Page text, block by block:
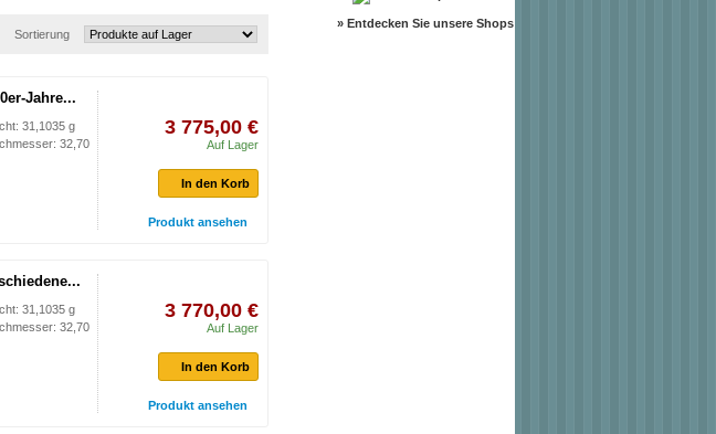
Sortierung
Jahre...
31,1035 g
32,70
3 775,00 €
Auf Lager
In den Korb
Produkt ansehen
31,1035 g
32,70
3 770,00 €
Auf Lager
In den Korb
Produkt ansehen
» Entdecken Sie unsere Shops